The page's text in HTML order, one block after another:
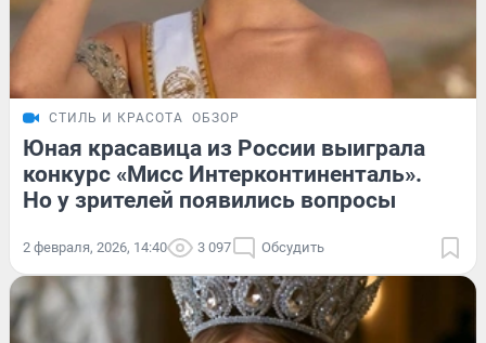
СТИЛЬ И КРАСОТА ОБЗОР
Юная красавица из России выиграла
конкурс «Мисс Интерконтиненталь».
Но у зрителей появились вопросы
2 февраля, 2026, 14:40 3 097 Обсудить